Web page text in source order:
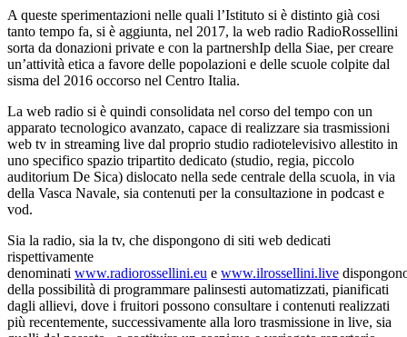
A queste sperimentazioni nelle quali l’Istituto si è distinto già cosi
tanto tempo fa, si è aggiunta, nel 2017, la web radio RadioRossellini
sorta da donazioni private e con la partnershIp della Siae, per creare
un’attività etica a favore delle popolazioni e delle scuole colpite dal
sisma del 2016 occorso nel Centro Italia.
La web radio si è quindi consolidata nel corso del tempo con un
apparato tecnologico avanzato, capace di realizzare sia trasmissioni
web tv in streaming live dal proprio studio radiotelevisivo allestito in
uno specifico spazio tripartito dedicato (studio, regia, piccolo
auditorium De Sica) dislocato nella sede centrale della scuola, in via
della Vasca Navale, sia contenuti per la consultazione in podcast e
vod.
Sia la radio, sia la tv, che dispongono di siti web dedicati
rispettivamente
denominati www.radiorossellini.eu e www.ilrossellini.live
della possibilità di programmare palinsesti automatizzati, pianificati
dagli allievi, dove i fruitori possono consultare i contenuti realizzati
più recentemente, successivamente alla loro trasmissione in live, sia